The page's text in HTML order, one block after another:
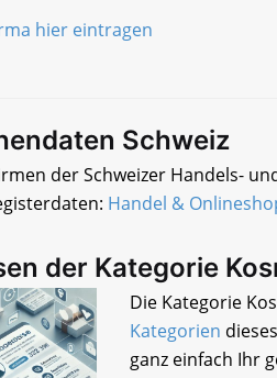
Schweiz
der Schweizer Handels-
Handel &
der Kategorie
Die Kategorie
Kategorien
ganz einfach Ihr